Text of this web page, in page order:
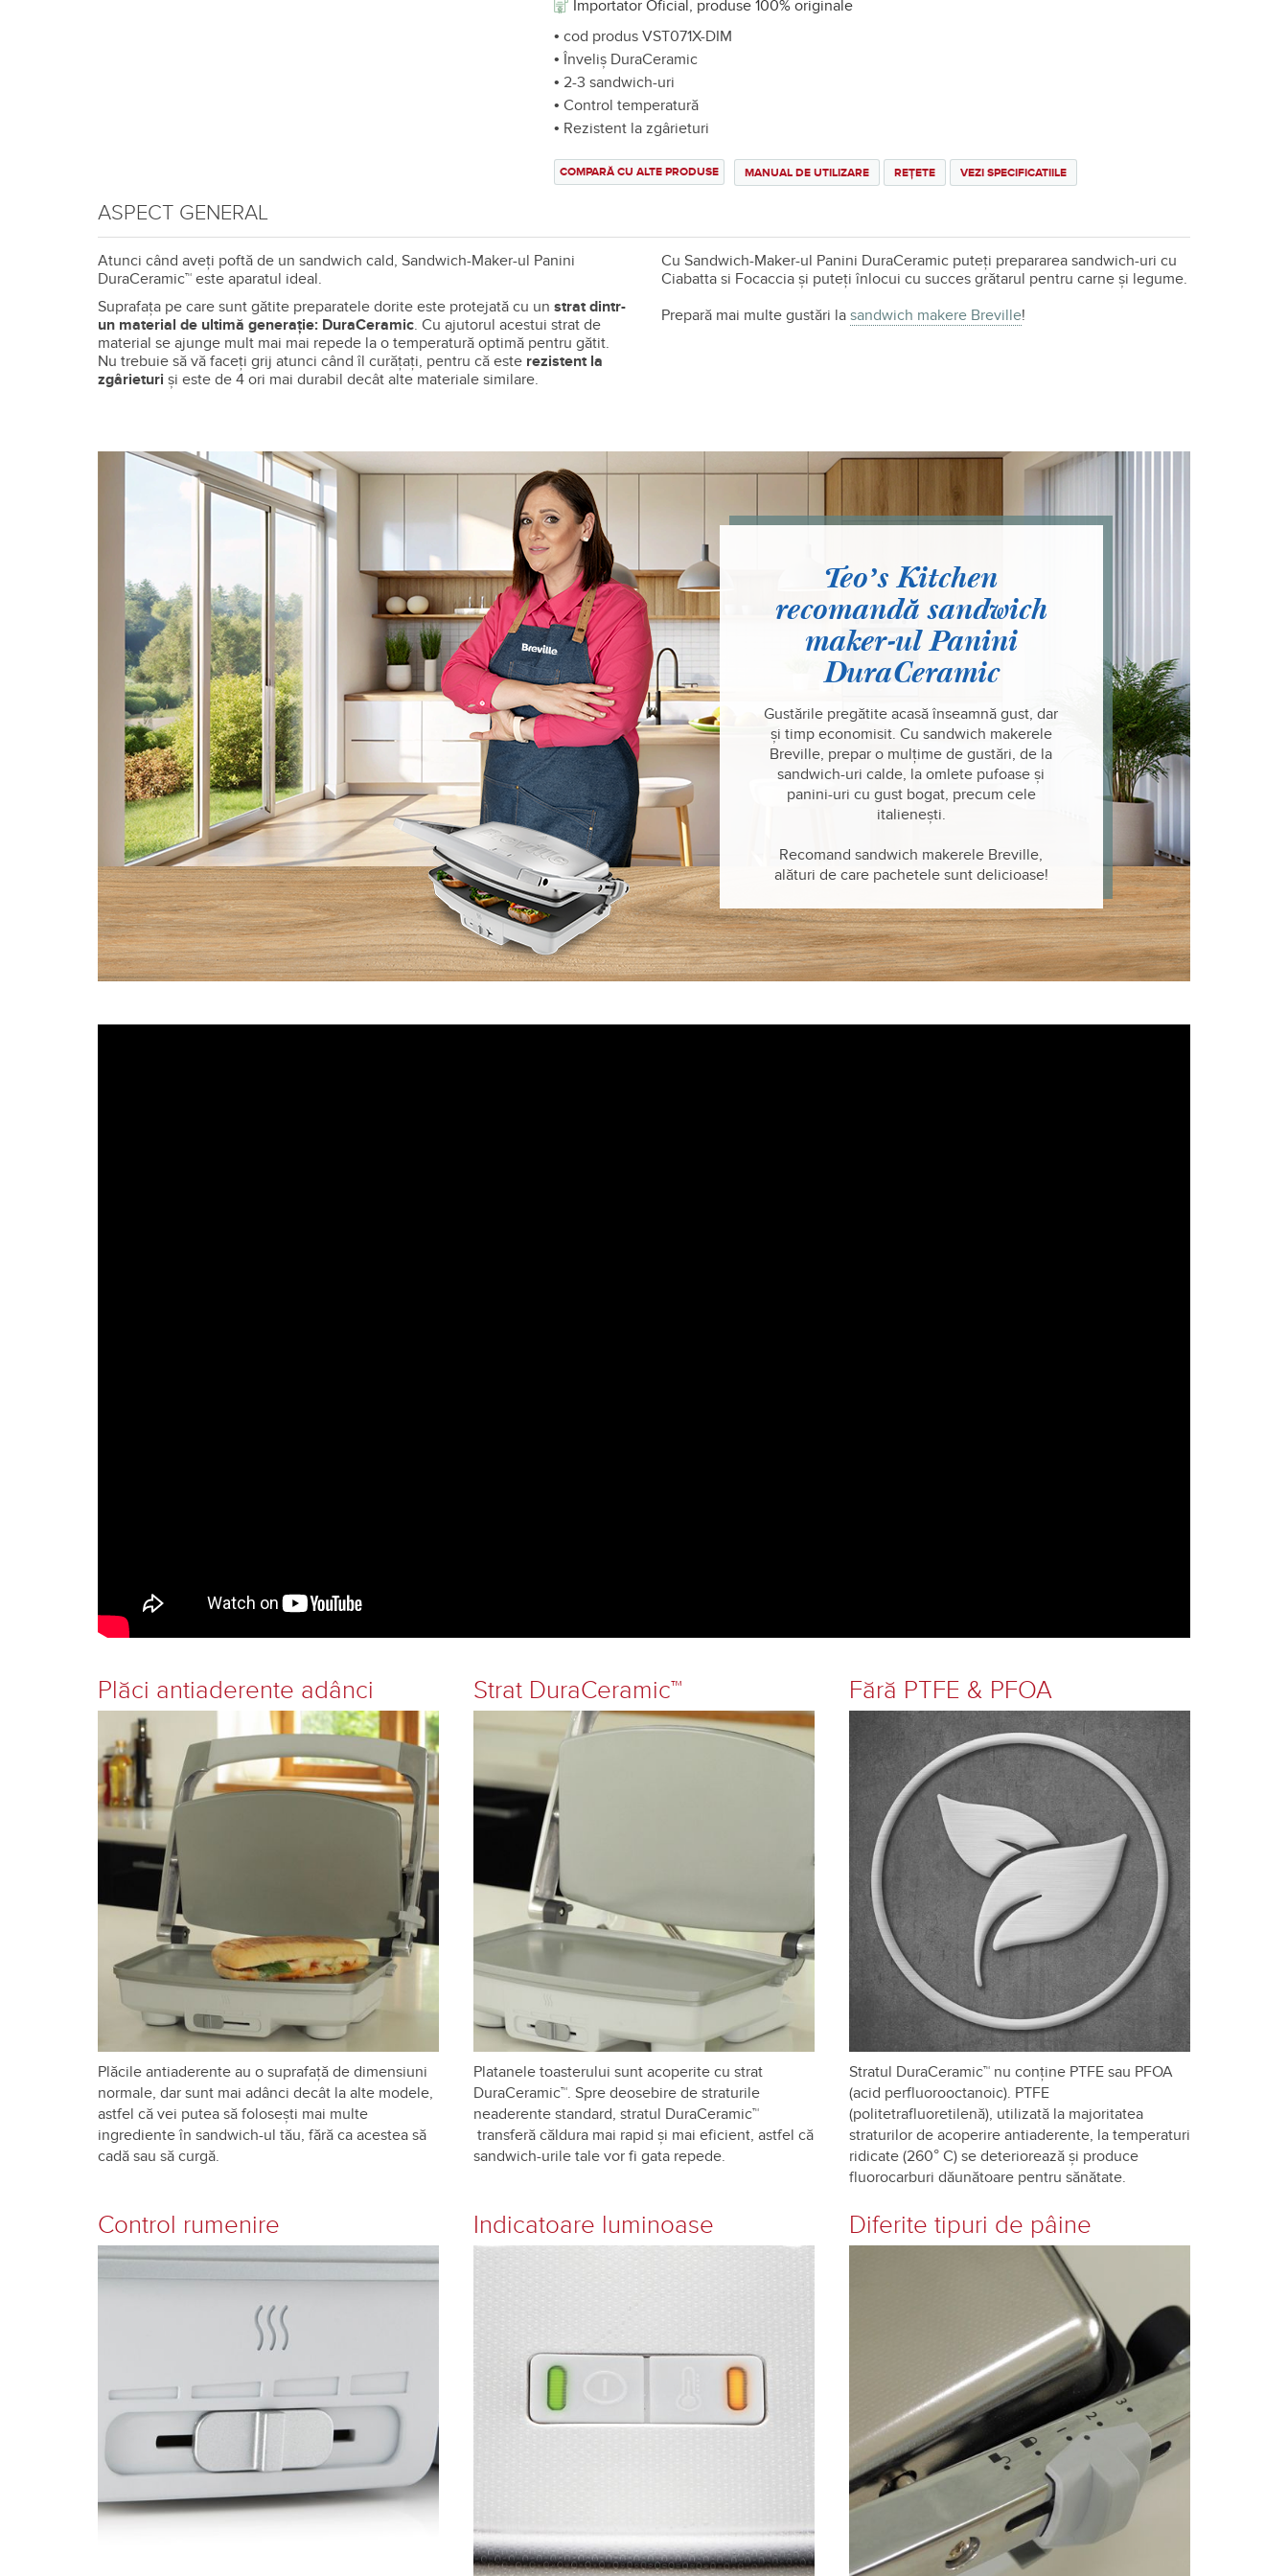
Importator Oficial, produse 100% originale
• cod produs VST071X-DIM
• Înveliș DuraCeramic
• 2-3 sandwich-uri
• Control temperatură
• Rezistent la zgârieturi
MANUAL DE UTILIZARE REȚETE
COMPARĂ CU ALTE PRODUSE VEZI SPECIFICATIILE
ASPECT GENERAL
Atunci când aveţi poftă de un sandwich cald, Sandwich-Maker-ul Panini
DuraCeramic™ este aparatul ideal.
Suprafaţa pe care sunt gătite preparatele dorite este protejată cu un strat dintr-
un material de ultimă generaţie: DuraCeramic. Cu ajutorul acestui strat de
material se ajunge mult mai mai repede la o temperatură optimă pentru gătit.
Nu trebuie să vă faceţi grij atunci când îl curăţaţi, pentru că este rezistent la
zgârieturi și este de 4 ori mai durabil decât alte materiale similare.
Cu Sandwich-Maker-ul Panini DuraCeramic puteți prepararea sandwich-uri cu
Ciabatta si Focaccia și puteți înlocui cu succes grătarul pentru carne și legume.
Prepară mai multe gustări la sandwich makere Breville!
Teoʼs Kitchen
recomandă sandwich
maker-ul Panini
DuraCeramic
Gustările pregătite acasă înseamnă gust, dar
și timp economisit. Cu sandwich makerele
Breville, prepar o mulțime de gustări, de la
sandwich-uri calde, la omlete pufoase și
panini-uri cu gust bogat, precum cele
italienești.
Recomand sandwich makerele Breville,
alături de care pachetele sunt delicioase!
Plăci antiaderente adânci
Plăcile antiaderente au o suprafaţă de dimensiuni
normale, dar sunt mai adânci decât la alte modele,
astfel că vei putea să foloseşti mai multe
ingrediente în sandwich-ul tău, fără ca acestea să
cadă sau să curgă.
Strat DuraCeramic™
Platanele toasterului sunt acoperite cu strat
DuraCeramic™. Spre deosebire de straturile
neaderente standard, stratul DuraCeramic™
transferă căldura mai rapid și mai eficient, astfel că
sandwich-urile tale vor fi gata repede.
Fără PTFE & PFOA
Stratul DuraCeramic™ nu conține PTFE sau PFOA
(acid perfluorooctanoic). PTFE
(politetrafluoretilenă), utilizată la majoritatea
straturilor de acoperire antiaderente, la temperaturi
ridicate (260° C) se deteriorează și produce
fluorocarburi dăunătoare pentru sănătate.
Control rumenire Indicatoare luminoase Diferite tipuri de pâine